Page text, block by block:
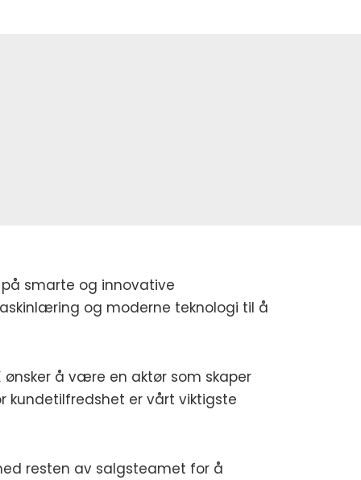
smarte og innovative
og moderne teknologi til å
å være en aktør som skaper
kundetilfredshet er vårt viktigste
resten av salgsteamet for å